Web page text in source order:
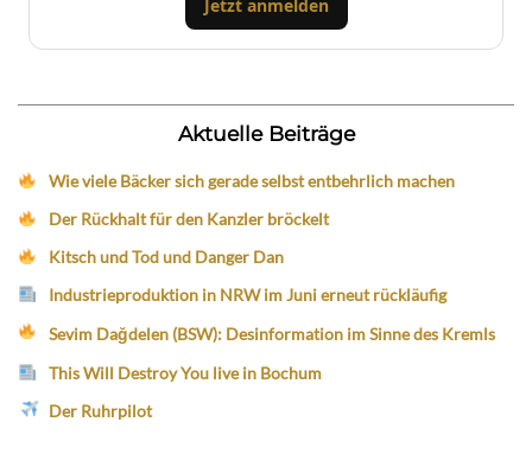
Jetzt anmelden
Aktuelle Beiträge
Wie viele Bäcker sich gerade selbst entbehrlich machen
Der Rückhalt für den Kanzler bröckelt
Kitsch und Tod und Danger Dan
Industrieproduktion in NRW im Juni erneut rückläufig
Sevim Dağdelen (BSW): Desinformation im Sinne des Kremls
This Will Destroy You live in Bochum
Der Ruhrpilot